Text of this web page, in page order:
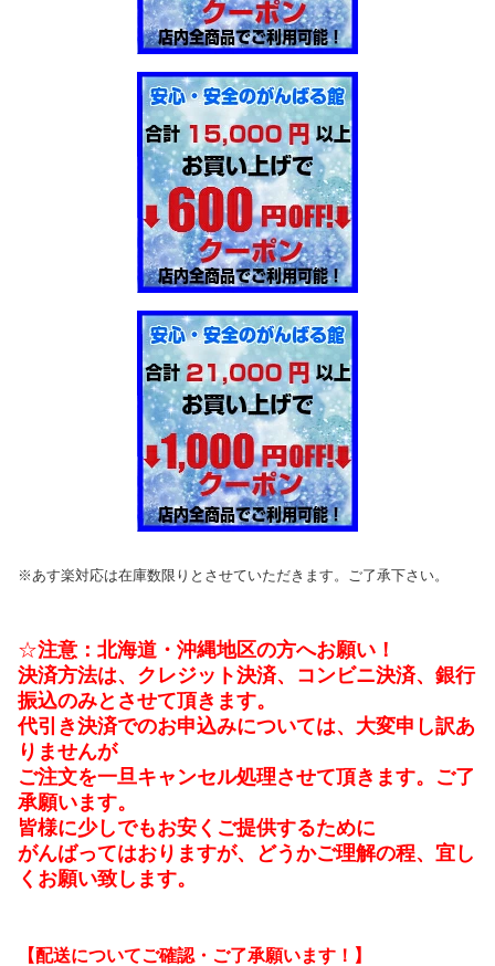
※あす楽対応は在庫数限りとさせていただきます。ご了承下さい。
☆注意：北海道・沖縄地区の方へお願い！
決済方法は、クレジット決済、コンビニ決済、銀行
振込のみとさせて頂きます。
代引き決済でのお申込みについては、大変申し訳あ
りませんが
ご注文を一旦キャンセル処理させて頂きます。ご了
承願います。
皆様に少しでもお安くご提供するために
がんばってはおりますが、どうかご理解の程、宜し
くお願い致します。
【配送についてご確認・ご了承願います！】